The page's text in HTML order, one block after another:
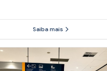
Saiba mais